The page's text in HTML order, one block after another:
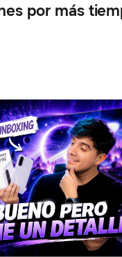
por más
que